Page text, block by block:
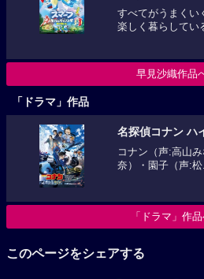
すべてがうまくい
楽しく暮らしてい
早見沙織作品
「ドラマ」作品
名探偵コナン ハ
コナン（声:高山
奈）・園子（声:松
「ドラマ」作
このページをシェアする